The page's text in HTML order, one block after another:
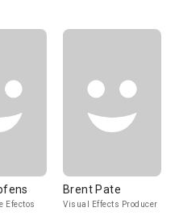
Efectos
Brent Pate
Visual Effects Producer